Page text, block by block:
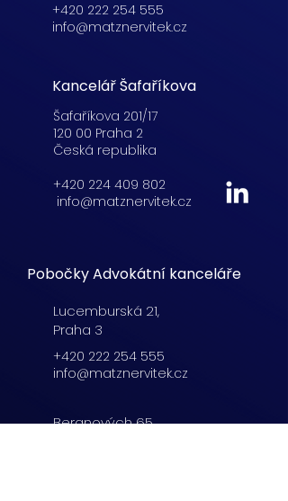
+420 222 254 555
info@matznervitek.cz
Kancelář Šafaříkova
Šafaříkova 201/17
120 00 Praha 2
Česká republika
+420 224 409 802
info@matznervitek.cz
Pobočky Advokátní kanceláře
Lucemburská 21,
Praha 3
+420 222 254 555
info@matznervitek.cz
Beranových 65,